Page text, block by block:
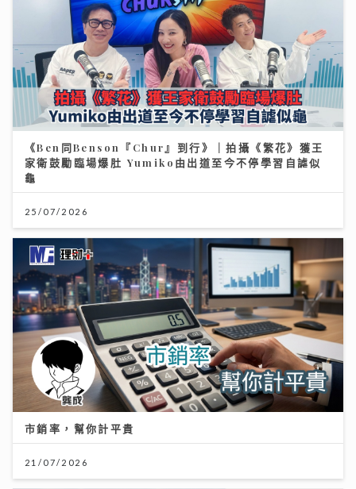
《Ben同Benson『Chur』到行》｜拍攝《繁花》獲王
家衛鼓勵臨場爆肚 Yumiko由出道至今不停學習自謔似
龜
25/07/2026
市銷率，幫你計平貴
21/07/2026